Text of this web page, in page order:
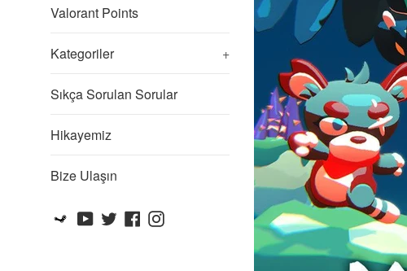
Valorant Points
Kategoriler +
Sıkça Sorulan Sorular
Hikayemiz
Bize Ulaşın
SteamYouTube
TwitterFacebook
Instagram